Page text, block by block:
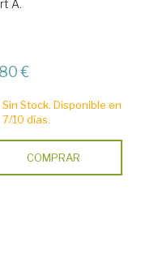
A.
€
Sin Stock. Disponible en
7/10 días.
COMPRAR